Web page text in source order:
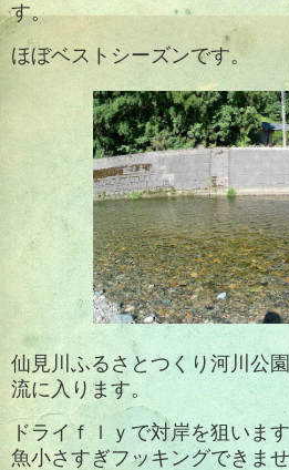
す。
ほぼベストシーズンです。
仙見川ふるさとつくり河川公園
流に入ります。
ドライｆｌｙで対岸を狙いま
魚小さすぎフッキングできませ